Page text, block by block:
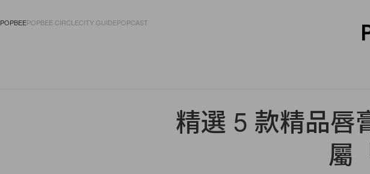
POPBEEPOPBEE CIRCLECITY GUIDEPOPCAST
精選 5 款精品唇
屬